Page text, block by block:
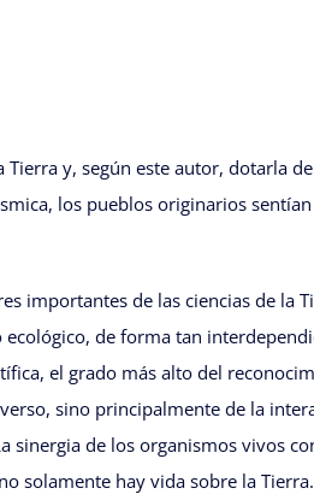
y, según este autor, dotarla
los pueblos originarios
importantes de las ciencias de la
de forma tan
el grado más alto del
sino principalmente de la
de los organismos vivos
solamente hay vida sobre la